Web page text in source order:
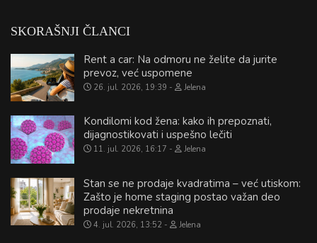
SKORAŠNJI ČLANCI
Rent a car: Na odmoru ne želite da jurite
prevoz, već uspomene
26. jul. 2026, 19:39 Jelena
Kondilomi kod žena: kako ih prepoznati,
dijagnostikovati i uspešno lečiti
11. jul. 2026, 16:17 Jelena
Stan se ne prodaje kvadratima – već utiskom:
Zašto je home staging postao važan deo
prodaje nekretnina
4. jul. 2026, 13:52 Jelena